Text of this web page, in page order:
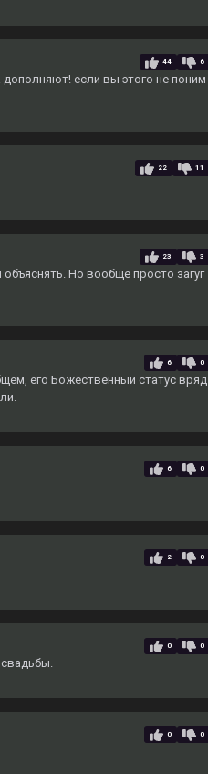
44 6
дополняют! если вы этого не поним
22 11
23 3
Но вообще просто загуг
6 0
его Божественный статус вряд
6 0
2 0
0 0
0 0